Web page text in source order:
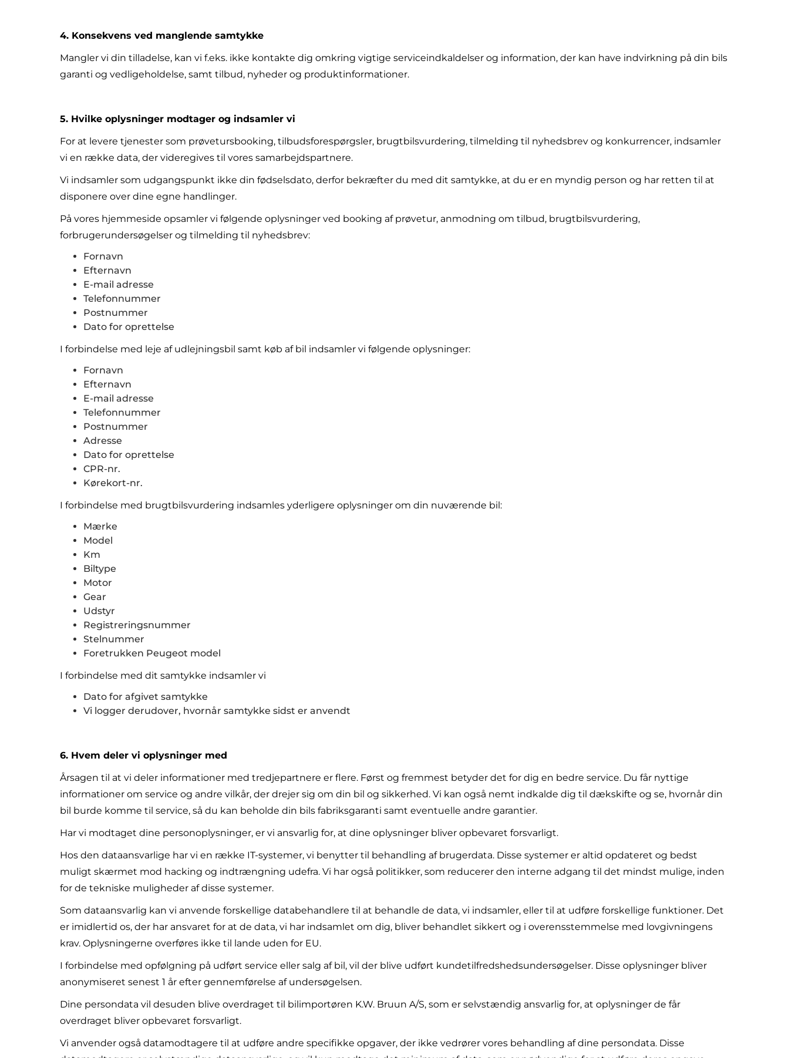
4. Konsekvens ved manglende samtykke
Mangler vi din tilladelse, kan vi f.eks. ikke kontakte dig omkring vigtige serviceindkaldelser og information, der kan have indvirkning på din bils
garanti og vedligeholdelse, samt tilbud, nyheder og produktinformationer.
5. Hvilke oplysninger modtager og indsamler vi
For at levere tjenester som prøvetursbooking, tilbudsforespørgsler, brugtbilsvurdering, tilmelding til nyhedsbrev og konkurrencer, indsamler
vi en række data, der videregives til vores samarbejdspartnere.
Vi indsamler som udgangspunkt ikke din fødselsdato, derfor bekræfter du med dit samtykke, at du er en myndig person og har retten til at
disponere over dine egne handlinger.
På vores hjemmeside opsamler vi følgende oplysninger ved booking af prøvetur, anmodning om tilbud, brugtbilsvurdering,
forbrugerundersøgelser og tilmelding til nyhedsbrev:
Fornavn
Efternavn
E-mail adresse
Telefonnummer
Postnummer
Dato for oprettelse
I forbindelse med leje af udlejningsbil samt køb af bil indsamler vi følgende oplysninger:
Fornavn
Efternavn
E-mail adresse
Telefonnummer
Postnummer
Adresse
Dato for oprettelse
CPR-nr.
Kørekort-nr.
I forbindelse med brugtbilsvurdering indsamles yderligere oplysninger om din nuværende bil:
Mærke
Model
Km
Biltype
Motor
Gear
Udstyr
Registreringsnummer
Stelnummer
Foretrukken Peugeot model
I forbindelse med dit samtykke indsamler vi
Dato for afgivet samtykke
Vi logger derudover, hvornår samtykke sidst er anvendt
6. Hvem deler vi oplysninger med
Årsagen til at vi deler informationer med tredjepartnere er flere. Først og fremmest betyder det for dig en bedre service. Du får nyttige
informationer om service og andre vilkår, der drejer sig om din bil og sikkerhed. Vi kan også nemt indkalde dig til dækskifte og se, hvornår din
bil burde komme til service, så du kan beholde din bils fabriksgaranti samt eventuelle andre garantier.
Har vi modtaget dine personoplysninger, er vi ansvarlig for, at dine oplysninger bliver opbevaret forsvarligt.
Hos den dataansvarlige har vi en række IT-systemer, vi benytter til behandling af brugerdata. Disse systemer er altid opdateret og bedst
muligt skærmet mod hacking og indtrængning udefra. Vi har også politikker, som reducerer den interne adgang til det mindst mulige, inden
for de tekniske muligheder af disse systemer.
Som dataansvarlig kan vi anvende forskellige databehandlere til at behandle de data, vi indsamler, eller til at udføre forskellige funktioner. Det
er imidlertid os, der har ansvaret for at de data, vi har indsamlet om dig, bliver behandlet sikkert og i overensstemmelse med lovgivningens
krav. Oplysningerne overføres ikke til lande uden for EU.
I forbindelse med opfølgning på udført service eller salg af bil, vil der blive udført kundetilfredshedsundersøgelser. Disse oplysninger bliver
anonymiseret senest 1 år efter gennemførelse af undersøgelsen.
Dine persondata vil desuden blive overdraget til bilimportøren K.W. Bruun A/S, som er selvstændig ansvarlig for, at oplysninger de får
overdraget bliver opbevaret forsvarligt.
Vi anvender også datamodtagere til at udføre andre specifikke opgaver, der ikke vedrører vores behandling af dine persondata. Disse